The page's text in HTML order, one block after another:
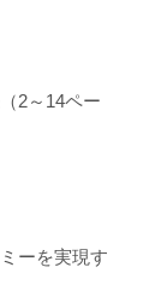
2～14ペー
ーを実現す